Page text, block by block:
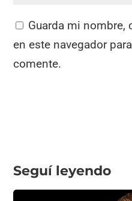
Guarda mi nombre,
en este navegador
comente.
Seguí leyendo